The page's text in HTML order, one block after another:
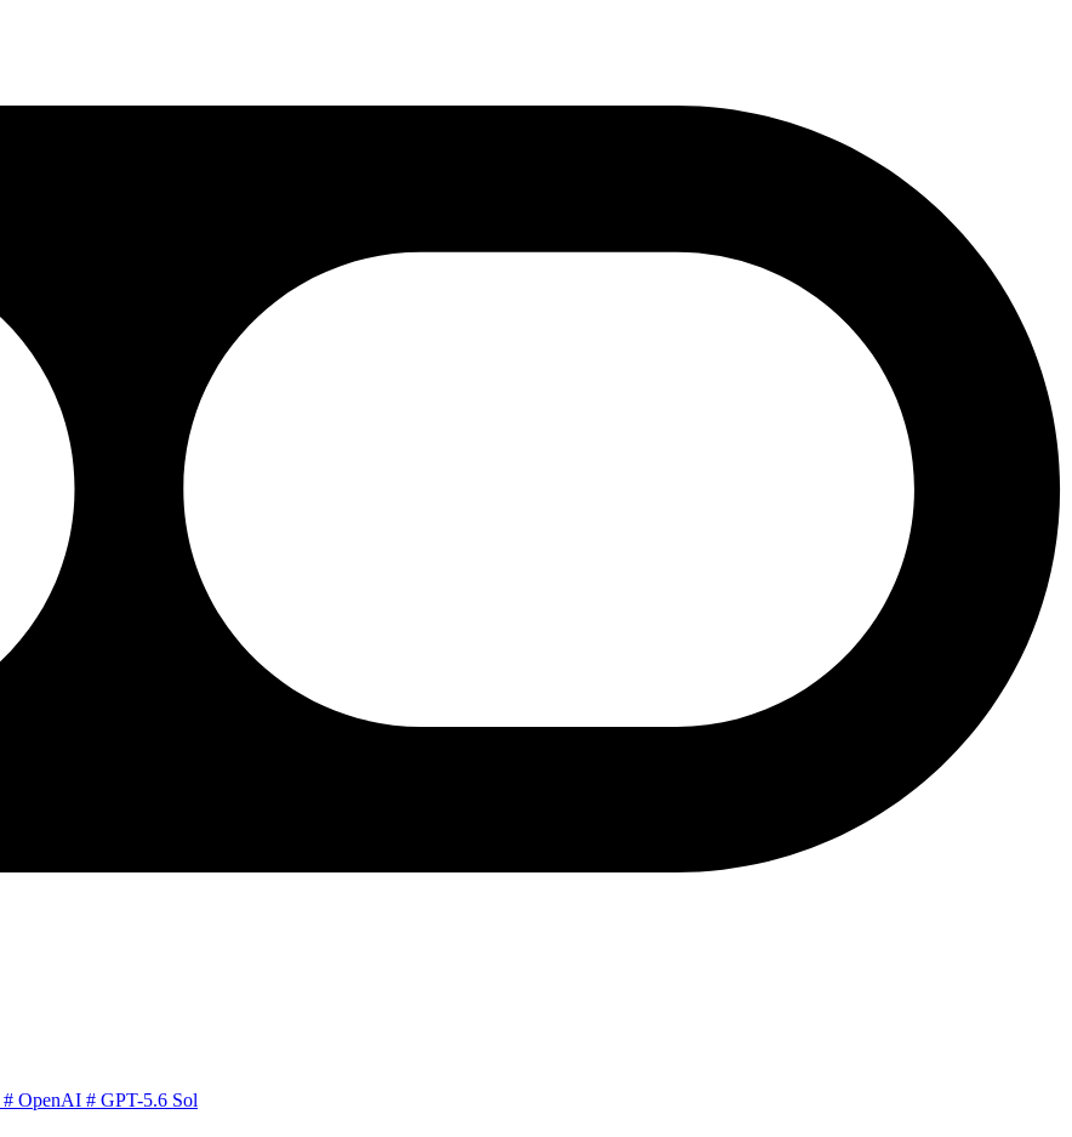
# OpenAI # GPT-5.6 Sol